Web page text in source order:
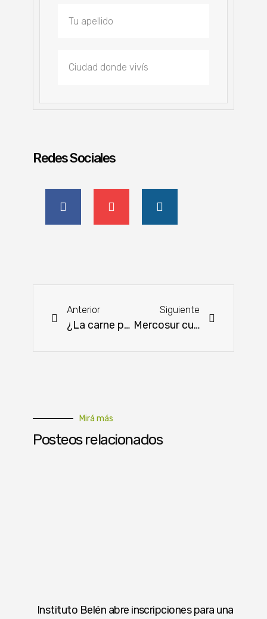
Redes Sociales
Anterior
¿La carne paraguaya sumará ventajas con el acuerdo Mercosur–UE?
Siguiente
Mercosur cuestiona las salvaguardas agrícolas acordadas por la Unión Europea
Mirá más
Posteos relacionados
Instituto Belén abre inscripciones para una